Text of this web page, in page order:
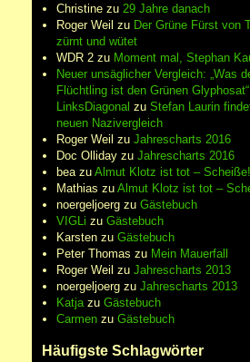
Christinezu 29 Jahre danach
Roger Weil zu Der Grüne Fürst von
zürnt und wütet
WDR 2zu Moment mal, Stephan
Neuer unsäglicher Vergleich: „Was
Flüchtling ist den Grünen
LinksDiagonal zu Stefan Laurin
neuen Nazivergleich
Roger Weil zu Jahrescharts 2016
Doc Ollidayzu Jahrescharts 2016
beazu Almut Klotz ist tot – Scheiße!
Mathias zu Almut Klotz ist tot –
noergeljoergzu Gästebuch
VIGLi zu Gästebuch
Karstenzu Gästebuch
Peter Thomas zu Mein Mauerfall
Roger Weil zu Jahrescharts 2013
noergeljoergzu Jahrescharts 2013
Katjazu Gästebuch
Carmenzu Gästebuch
Häufigste Schlagwörter